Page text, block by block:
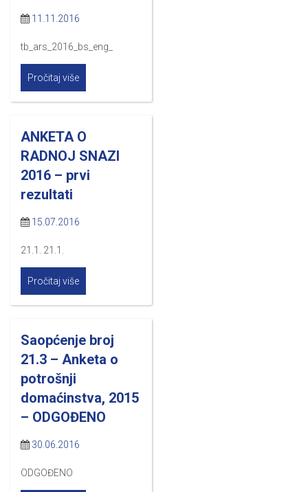
11.11.2016
tb_ars_2016_bs_eng_
Pročitaj više
ANKETA O
RADNOJ SNAZI
2016 – prvi
rezultati
15.07.2016
21.1. 21.1.
Pročitaj više
Saopćenje broj
21.3 – Anketa o
potrošnji
domaćinstva, 2015
– ODGOĐENO
30.06.2016
ODGOĐENO